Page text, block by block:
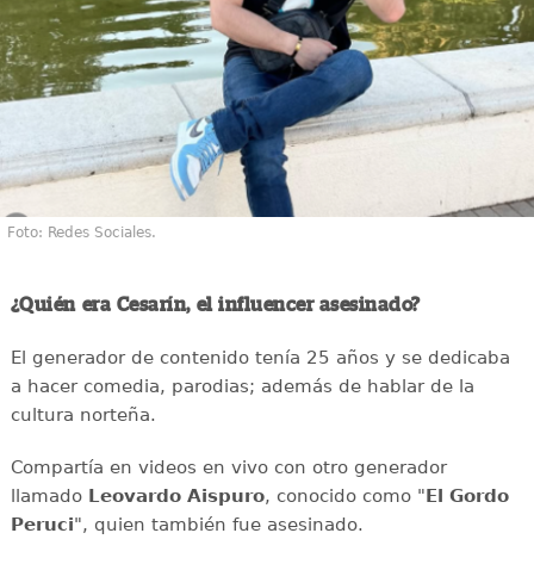
Foto: Redes Sociales.
¿Quién era Cesarín, el influencer asesinado?
El generador de contenido tenía 25 años y se dedicaba
a hacer comedia, parodias; además de hablar de la
cultura norteña.
Compartía en videos en vivo con otro generador
llamadoLeovardo Aispuro, conocido como "El Gordo
Peruci", quien también fue asesinado.